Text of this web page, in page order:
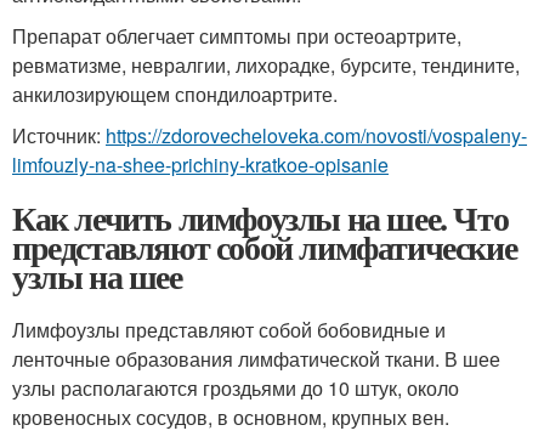
Препарат облегчает симптомы при остеоартрите,
ревматизме, невралгии, лихорадке, бурсите, тендините,
анкилозирующем спондилоартрите.
Источник: https://zdorovecheloveka.com/novosti/vospaleny-
limfouzly-na-shee-prichiny-kratkoe-opisanie
Как лечить лимфоузлы на шее. Что
представляют собой лимфатические
узлы на шее
Лимфоузлы представляют собой бобовидные и
ленточные образования лимфатической ткани. В шее
узлы располагаются гроздьями до 10 штук, около
кровеносных сосудов, в основном, крупных вен.